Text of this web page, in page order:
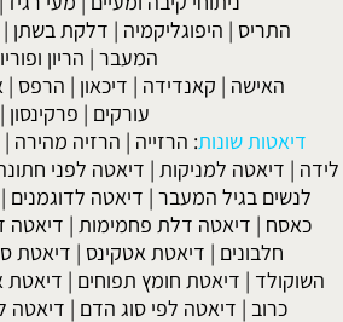
התריס | היפוגליקמיה | דלקת בשתן |
המעבר | הריון
האישה | קאנדידה | דיכאון | הרפס |
עורקים | פרקינסון |
דיאטות שונות: הרזייה | הרזיה מהירה |
לידה | דיאטה למניקות | דיאטה לפני
לנשים בגיל המעבר | דיאטה לדוגמנים |
כאסח | דיאטה דלת פחמימות | דיאטה
חלבונים | דיאטת אטקינס | דיאטת
השוקולד | דיאטת חומץ תפוחים | דיאטת
כרוב | דיאטה לפי סוג הדם | דיאטה